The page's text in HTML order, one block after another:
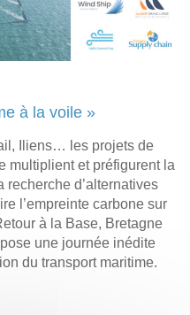
à la voile »
Iliens… les projets de
multiplient et préfigurent la
recherche d’alternatives
l’empreinte carbone sur
à la Base, Bretagne
une journée inédite
du transport maritime.